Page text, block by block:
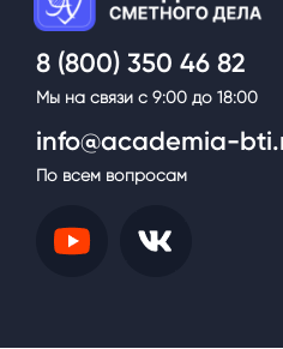
.
8 (800) 350 46 82
Мы на связи с 9:00 до 18:00
info@academia-
По всем вопросам